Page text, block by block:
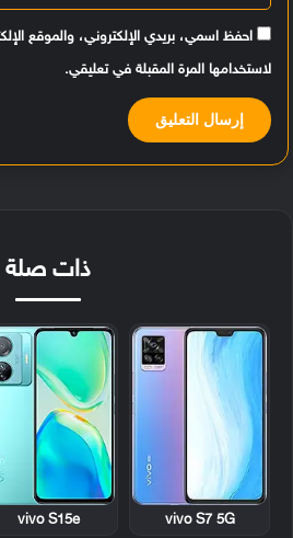
احفظ اسمي، بريدي الإلكتروني، والموقع
لاستخدامها المرة المقبلة في تعليقي.
ذات صلة
vivo S7 5G
vivo S15e